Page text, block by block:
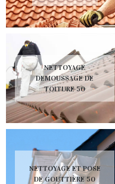
NETTOYAGE
DEMOUSSAGE DE
TOITURE 50
NETTOYAGE ET POSE
DE GOUTTIÈRE 50